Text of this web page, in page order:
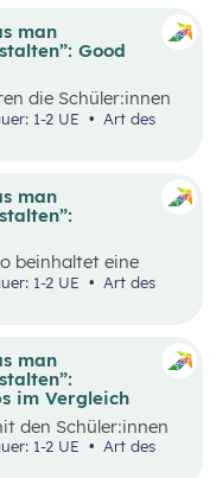
man
Good
die Schüler:innen
“Halten, was man
1-2 UE
man
beinhaltet eine
die Schüler:innen
von Zalando
1-2 UE
man
im Vergleich
den Schüler:innen
eines bekannten
1-2 UE
Art des